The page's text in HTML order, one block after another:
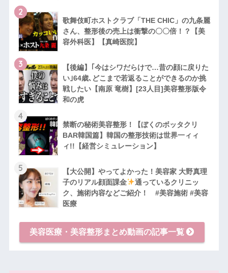
2
歌舞伎町ホストクラブ「THE CHIC」の九条麗
さん、整形後の売上は衝撃の〇〇倍！？【美
容外科医】【真崎医院】
3
【後編】｢今はシワだらけで…昔の顔に戻りた
い｣64歳､どこまで若返ることができるのか挑
戦したい【南原 竜樹】[23人目]美容整形版令
和の虎
4
禁断の秘術美容整形！【ぼくのボッタクリ
BAR韓国篇】韓国の整形技術は世界一ィィ
ィ!!【経営シミュレーション】
5
【大公開】やってよかった！美容家 大野真理
子のリアル顔面課金
通っているクリニッ
ク、施術内容などご紹介！ #美容施術 #美容
医療
美容医療・美容整形まとめ動画の記事一覧